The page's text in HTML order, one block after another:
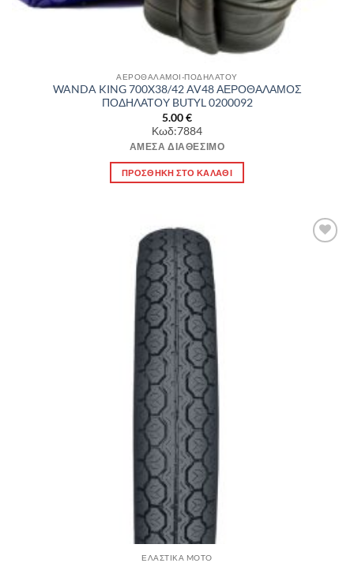
ΑΕΡΟΘΑΛΑΜΟΙ-ΠΟΔΗΛΑΤΟΥ
WANDA KING 700X38/42 AV48 ΑΕΡΟΘΑΛΑΜΟΣ
ΠΟΔΗΛΑΤΟΥ BUTYL 0200092
5.00€
Κωδ:7884
ΆΜΕΣΑ ΔΙΑΘΈΣΙΜΟ
ΠΡΟΣΘΉΚΗ ΣΤΟ ΚΑΛΆΘΙ
ΕΛΑΣΤΙΚΑ MOTO